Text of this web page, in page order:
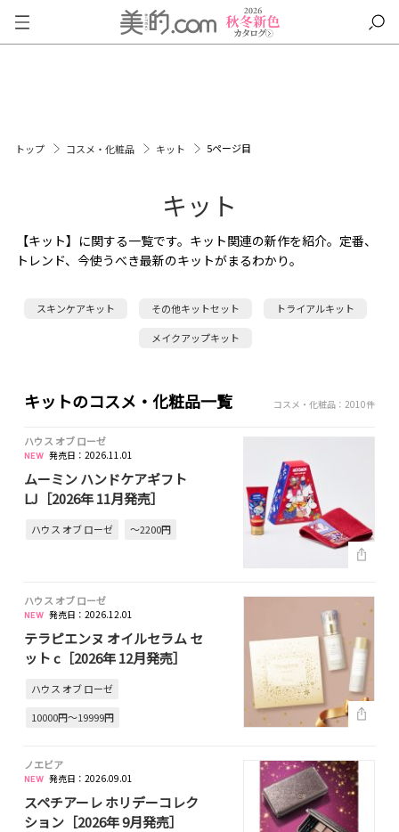
トップ コスメ・化粧品 キット 5ページ目
キット
【キット】に関する一覧です。キット関連の新作を紹介。定番、
トレンド、今使うべき最新のキットがまるわかり。
スキンケアキット その他キットセット トライアルキット
メイクアップキット
キットのコスメ・化粧品一覧 コスメ・化粧品：2010件
ハウス オブ ローゼ
発売日：2026.11.01
ムーミン ハンドケアギフト
LJ［2026年 11月発売］
ハウス オブ ローゼ ～2200円
ハウス オブ ローゼ
発売日：2026.12.01
テラピエンヌ オイルセラム セ
ット c［2026年 12月発売］
ハウス オブ ローゼ
10000円～19999円
ノエビア
発売日：2026.09.01
スペチアーレ ホリデーコレク
ション［2026年 9月発売］